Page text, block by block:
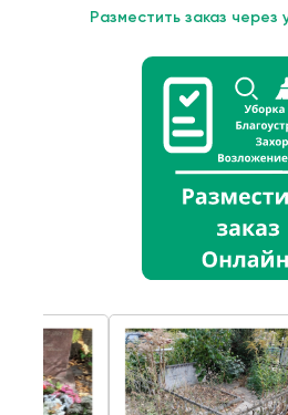
Разместить заказ